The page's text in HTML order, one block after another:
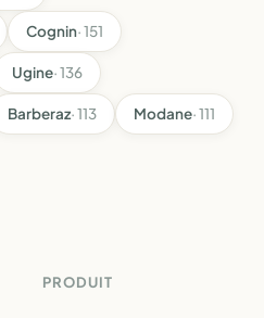
Cognin· 151
Ugine· 136
Barberaz· 113 Modane· 111
PRODUIT